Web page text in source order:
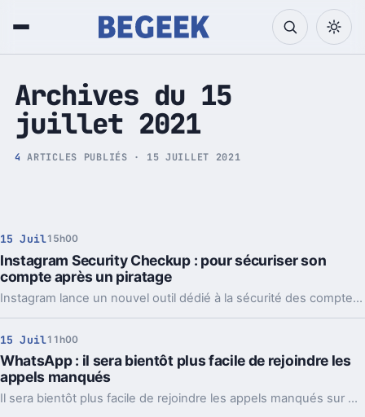
Tech et Pop culture
Archives du 15
juillet 2021
4 ARTICLES PUBLIÉS · 15 JUILLET 2021
15 Juil15h00
Instagram Security Checkup : pour sécuriser son
compte après un piratage
Instagram lance un nouvel outil dédié à la sécurité des comptes utilisateur. Security Checkup veut aider à renforcer la sécurité après un piratage.
15 Juil11h00
WhatsApp : il sera bientôt plus facile de rejoindre les
appels manqués
Il sera bientôt plus facile de rejoindre les appels manqués sur WhatsApp grâce à une nouvelle fonctionnalité actuellement en bêta.